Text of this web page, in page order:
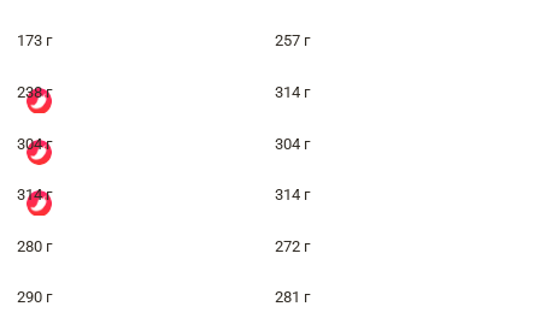
173 г 257 г
238 г 314 г
304 г 304 г
314 г 314 г
280 г 272 г
290 г 281 г